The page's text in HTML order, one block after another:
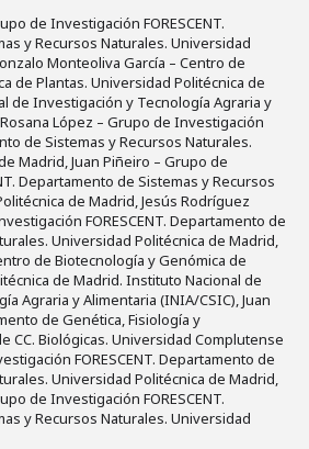
de Investigación FORESCENT.
y Recursos Naturales. Universidad
Monteoliva García – Centro de
de Plantas. Universidad Politécnica de
de Investigación y Tecnología Agraria y
López – Grupo de Investigación
de Sistemas y Recursos Naturales.
Madrid, Juan Piñeiro – Grupo de
Departamento de Sistemas y Recursos
de Madrid, Jesús Rodríguez
FORESCENT. Departamento de
Universidad Politécnica de Madrid,
de Biotecnología y Genómica de
de Madrid. Instituto Nacional de
Agraria y Alimentaria (INIA/CSIC), Juan
de Genética, Fisiología y
CC. Biológicas. Universidad Complutense
FORESCENT. Departamento de
Universidad Politécnica de Madrid,
de Investigación FORESCENT.
y Recursos Naturales. Universidad